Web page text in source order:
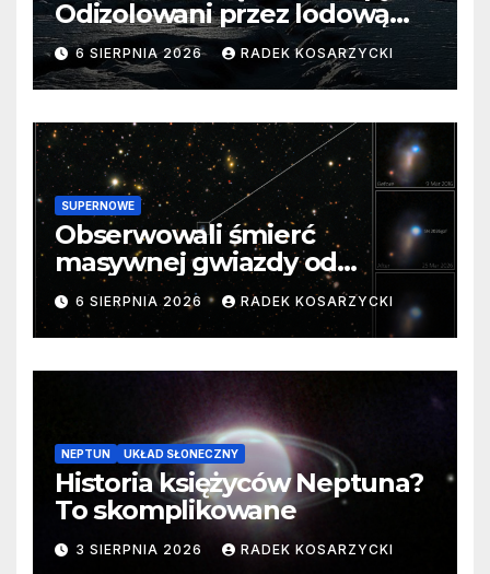
Odizolowani przez lodową
barierę
6 SIERPNIA 2026 RADEK KOSARZYCKI
SUPERNOWE
Obserwowali śmierć
masywnej gwiazdy od
samego początku. Niezwykle
cenne dane
6 SIERPNIA 2026 RADEK KOSARZYCKI
NEPTUN UKŁAD SŁONECZNY
Historia księżyców Neptuna?
To skomplikowane
3 SIERPNIA 2026 RADEK KOSARZYCKI